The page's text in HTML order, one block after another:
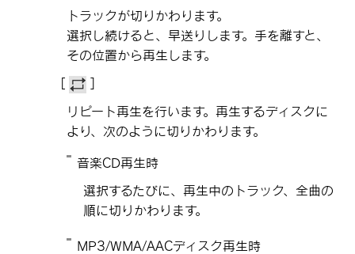
トラックが切りかわります。
選択し続けると、早送りします。手を離すと、
その位置から再生します。
[‍
‍]
リピート再生を行います。再生するディスクに
より、次のように切りかわります。
音楽CD再生時
選択するたびに、再生中のトラック、全曲の
順に切りかわります。
MP3/WMA/AACディスク再生時